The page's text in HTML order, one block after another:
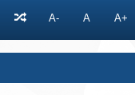
A- A A+